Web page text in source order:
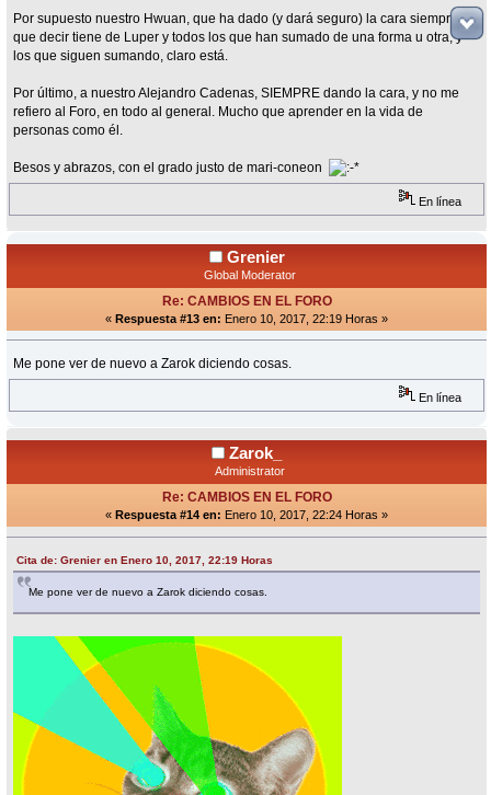
Por supuesto nuestro Hwuan, que ha dado (y dará seguro) la cara siempre. Ni
que decir tiene de Luper y todos los que han sumado de una forma u otra, y
los que siguen sumando, claro está.
Por último, a nuestro Alejandro Cadenas, SIEMPRE dando la cara, y no me
refiero al Foro, en todo al general. Mucho que aprender en la vida de
personas como él.
Besos y abrazos, con el grado justo de mari-coneon
En línea
Grenier
Global Moderator
Re: CAMBIOS EN EL FORO
« Respuesta #13 en: Enero 10, 2017, 22:19 Horas »
Me pone ver de nuevo a Zarok diciendo cosas.
En línea
Zarok_
Administrator
Re: CAMBIOS EN EL FORO
« Respuesta #14 en: Enero 10, 2017, 22:24 Horas »
Cita de: Grenier en Enero 10, 2017, 22:19 Horas
Me pone ver de nuevo a Zarok diciendo cosas.